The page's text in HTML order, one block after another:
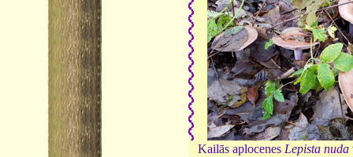
Kailās aplocenes Lepista nuda